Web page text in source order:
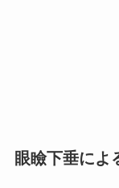
眼瞼下垂によ